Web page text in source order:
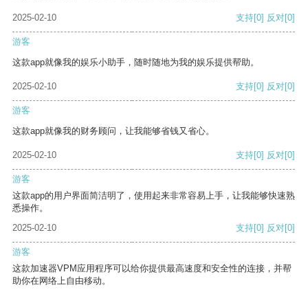
2025-02-10 支持[0] 反对[0]
游客
这款app就像我的娱乐小助手，随时随地为我的娱乐提供帮助。
2025-02-10 支持[0] 反对[0]
游客
这款app就像我的财务顾问，让我能够省钱又省心。
2025-02-10 支持[0] 反对[0]
游客
这款app的用户界面简洁明了，使用起来非常容易上手，让我能够快速熟
悉操作。
2025-02-10
支持[0] 反对[0]
游客
这款加速器VPM应用程序可以给你提供最高速度和安全性的连接，并帮
助你在网络上自由移动。